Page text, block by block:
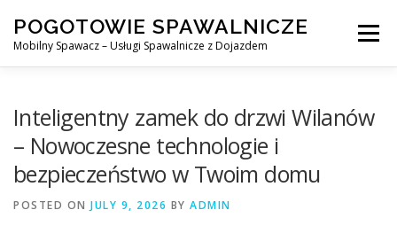
content
POGOTOWIE SPAWALNICZE
Mobilny Spawacz – Usługi Spawalnicze z Dojazdem
Menu
SPAWANIE MIG/MAG (GMAW) NASZE USŁUGI
Inteligentny zamek do drzwi Wilanów
– Nowoczesne technologie i
bezpieczeństwo w Twoim domu
POSTED ON JULY 9, 2026 BY ADMIN